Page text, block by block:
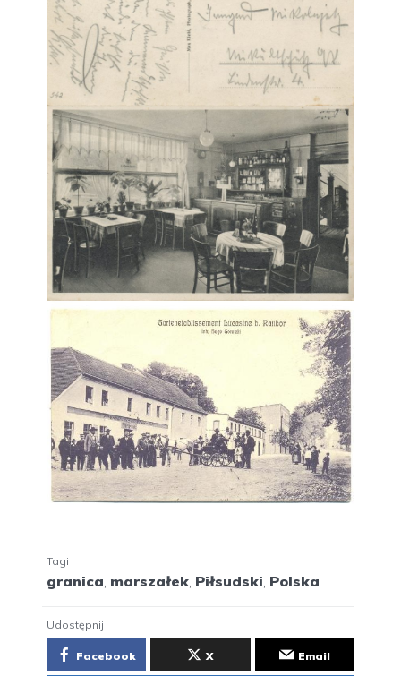
Tagi
granica marszałek Piłsudski Polska
Udostępnij
Facebook X Email